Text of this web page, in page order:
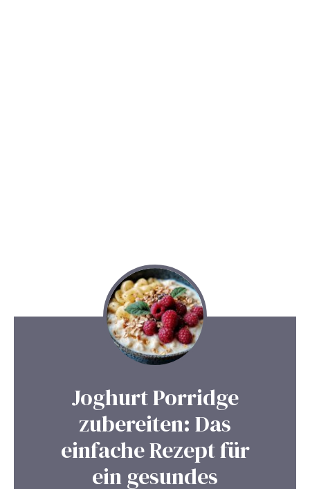
Joghurt Porridge
zubereiten: Das
einfache Rezept für
ein gesundes